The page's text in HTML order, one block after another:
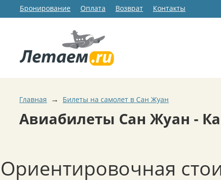
Бронирование Оплата Возврат Контакты
Главная → Билеты на самолет в Сан Жуан
Авиабилеты Сан Жуан -
Ориентировочная